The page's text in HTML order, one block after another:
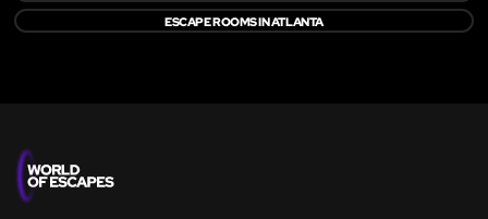
ESCAPE ROOMS IN ATLANTA